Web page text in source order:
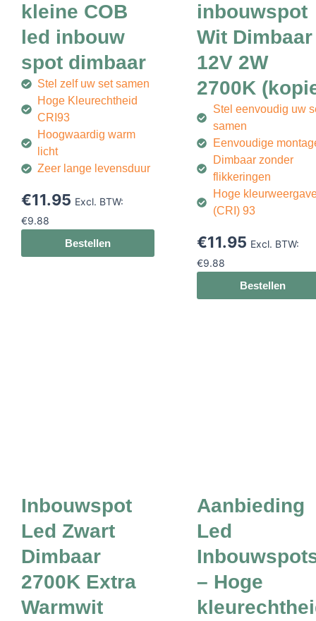
kleine COB
led inbouw
spot dimbaar
Stel zelf uw set samen
Hoge Kleurechtheid
CRI93
Hoogwaardig warm
licht
Zeer lange levensduur
€11.95 Excl. BTW:
€9.88
Bestellen
inbouwspot
Wit Dimbaar
12V 2W
2700K
Stel eenvoudig uw
samen
Eenvoudige
Dimbaar zonder
flikkeringen
Hoge
(CRI) 93
€11.95 Excl. BTW:
€9.88
Bestellen
Inbouwspot
Led Zwart
Dimbaar
2700K Extra
Warmwit
Aanbieding
Led
– Hoge